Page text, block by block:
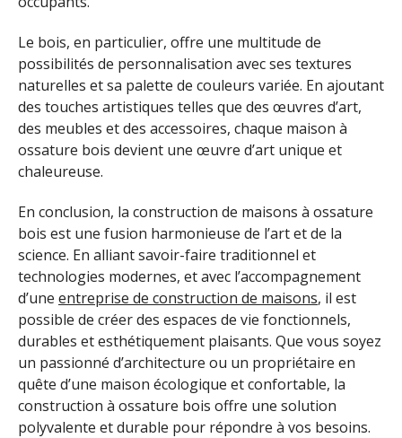
Le bois, en particulier, offre une multitude de
possibilités de personnalisation avec ses textures
naturelles et sa palette de couleurs variée. En ajoutant
des touches artistiques telles que des œuvres d’art,
des meubles et des accessoires, chaque maison à
ossature bois devient une œuvre d’art unique et
chaleureuse.
En conclusion, la construction de maisons à ossature
bois est une fusion harmonieuse de l’art et de la
science. En alliant savoir-faire traditionnel et
technologies modernes, et avec l’accompagnement
d’une entreprise de construction de maisons, il est
possible de créer des espaces de vie fonctionnels,
durables et esthétiquement plaisants. Que vous soyez
un passionné d’architecture ou un propriétaire en
quête d’une maison écologique et confortable, la
construction à ossature bois offre une solution
polyvalente et durable pour répondre à vos besoins.